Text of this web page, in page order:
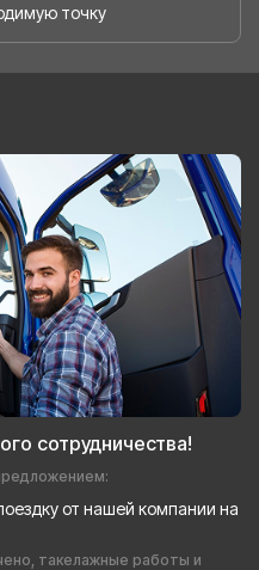
точку
сотрудничества!
от нашей компании на
такелажные работы и